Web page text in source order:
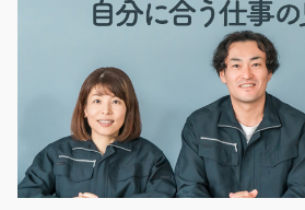
気になる
電子基板のカット作業をお任せ
急募
【大募集】みんな未経験からのスタ
板を機械にセットし…